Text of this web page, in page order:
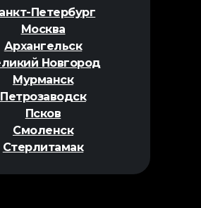
Петербург
Москва
Архангельск
Новгород
Мурманск
Петрозаводск
Псков
Смоленск
Стерлитамак